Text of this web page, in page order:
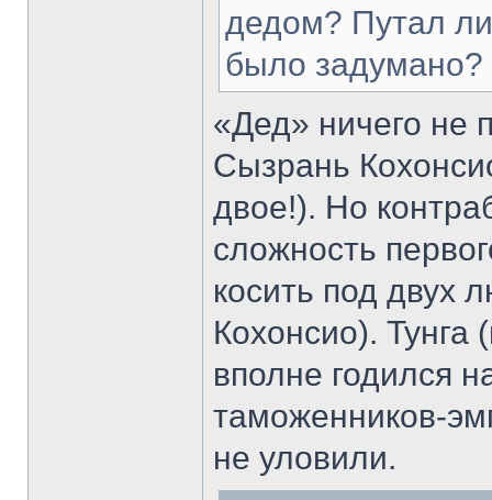
дедом? Путал
было задумано?
«Дед» ничего не
Сызрань
двое!). Но
сложность
косить под двух
Кохонсио). Тунга
вполне годился
таможенников-
не уловили.